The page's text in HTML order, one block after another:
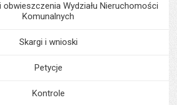
obwieszczenia Wydziału Nieruchomości
Komunalnych
Skargi i wnioski
Petycje
Kontrole